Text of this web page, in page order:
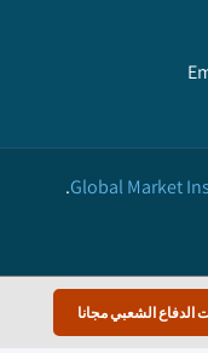
الدفاع الشعبي مجانا
Global Market
We use cookies